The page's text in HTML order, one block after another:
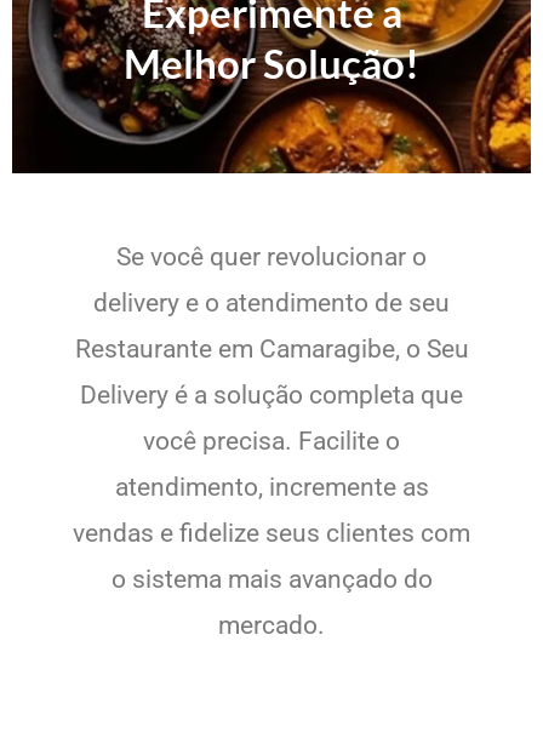
Experimente a
Melhor Solução!
Se você quer revolucionar o
delivery e o atendimento de seu
Restaurante em Camaragibe, o Seu
Delivery é a solução completa que
você precisa. Facilite o
atendimento, incremente as
vendas e fidelize seus clientes com
o sistema mais avançado do
mercado.